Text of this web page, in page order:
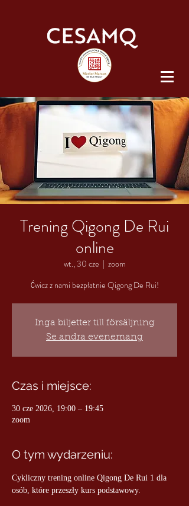
Trening Qigong De Rui
online
wt., 30 cze
  |
zoom
Ćwicz z nami bezpłatnie Qigong De Rui!
Inga biljetter till försäljning
Se andra evenemang
Czas i miejsce:
30 cze 2026, 19:00 – 19:45
zoom
O tym wydarzeniu:
Cykliczny trening online Qigong De Rui 1 dla
osób, które przeszły kurs podstawowy.